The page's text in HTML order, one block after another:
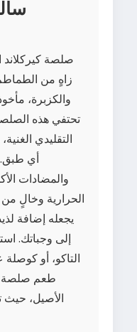
صلصة
زاهٍ من الطماطم
والكزبرة،
تحتفي هذه
التقليدي
أي طبق.
والمضادات
الحرارية وخالٍ
يجعله إضافة
إلى وجباتك.
التاكو، أو
طعم صلصة
الأصيل، حيث